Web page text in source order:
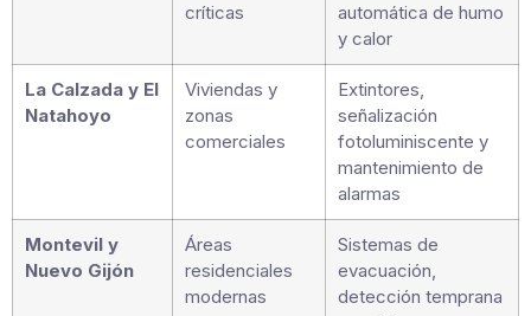
críticas
automática de humo
y calor
La Calzada y El
Natahoyo
Viviendas y
zonas
comerciales
Extintores,
señalización
fotoluminiscente y
mantenimiento de
alarmas
Montevil y
Nuevo Gijón
Áreas
residenciales
modernas
Sistemas de
evacuación,
detección temprana